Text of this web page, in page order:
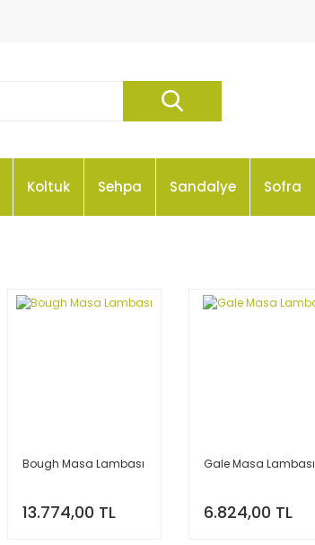
Koltuk Sehpa Sandalye Sofra
Bough Masa Lambası
13.774,00 TL
Gale Masa Lambası
6.824,00 TL